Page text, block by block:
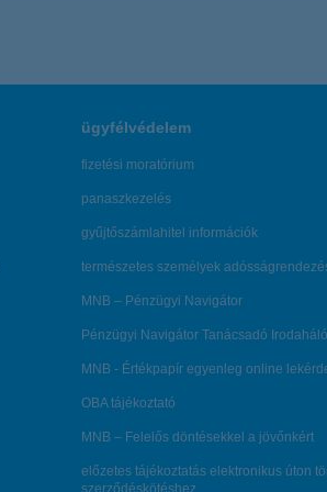
ügyfélvédelem
fizetési moratórium
panaszkezelés
gyűjtőszámlahitel információk
természetes személyek
MNB – Pénzügyi Navigátor
Pénzügyi Navigátor Tanácsadó
MNB - Értékpapír egyenleg online
OBA tájékoztató
MNB – Felelős döntésekkel a jövőnkért
előzetes tájékoztatás elektronikus úton
szerződéskötéshez